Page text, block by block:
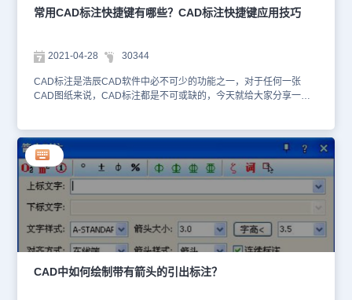
圆弧的符号。如下图所示：2. 多行文字: 显示多行文本编辑器，可编
辑标注文字。3. 文字: 在命令行自定义标注文字，<>内的值是生成的
弧长的一部分。如下图所示：6. 引线：0当圆弧夹角大于90度时，可
以添加一个引线。如下图所示：上述CAD教程中小编给大家整理了浩
辰CAD软件中CAD标注快捷键之CAD弧长标注快捷键的相关应用技
巧，对此感兴趣的小伙伴可以访问浩辰CAD软件教程专区查看更多相
常用CAD标注快捷键有哪些？CAD标注快捷键应用技巧
2021-04-28 30344
CAD标注是浩辰CAD软件中必不可少的功能之一，对于任何一张
CAD图纸来说，CAD标注都是不可或缺的，今天就给大家分享一些
标注—DRA（DIMRADIUS） 直径标注—DDI（DIMDIAMETER） 角
度标注—DAN（DIMANGULAR） 中心标注—
DCE（DIMCENTER）点标注—DOR（DIMORDINATE）标注形位
公差—TOL（TOLERANCE） 快速引出标注—LE（QLEADER） 基
线标注—DBA（DIMBASELINE） 连续标注—
DCO（DIMCONTINUE）标注样式—D（DIMSTYLE） 编辑标注—
DED（DIMEDIT）替换标注系统变量—DOV（DIMOVERRIDE）2、
CAD标注快捷键应用实例（以对齐标注为例）在浩辰CAD软件中打
开需要添加标注的CAD图纸，然后在命令行输入【dal】后回车，先
设置标注的起点。移动到标注的结束点位置后点击鼠标，移动鼠标到
要添加标注的位置，两个点之间的标注就自动添加好了。本篇CAD教
CAD中如何绘制带有箭头的引出标注？